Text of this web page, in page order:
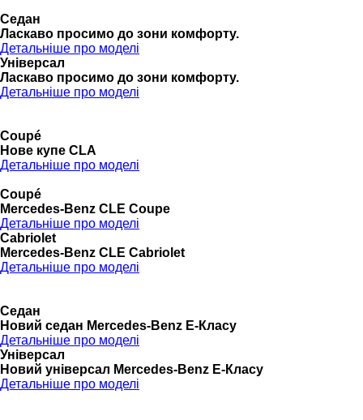
Седан
Ласкаво просимо до зони комфорту.
Детальніше про моделі
Універсал
Ласкаво просимо до зони комфорту.
Детальніше про моделі
Coupé
Нове купе CLA
Детальніше про моделі
Coupé
Mercedes-Benz CLE Coupe
Детальніше про моделі
Cabriolet
Mercedes-Benz CLE Cabriolet
Детальніше про моделі
Седан
Новий седан Mercedes-Benz Е-Класу
Детальніше про моделі
Універсал
Новий універсал Mercedes-Benz E-Класу
Детальніше про моделі